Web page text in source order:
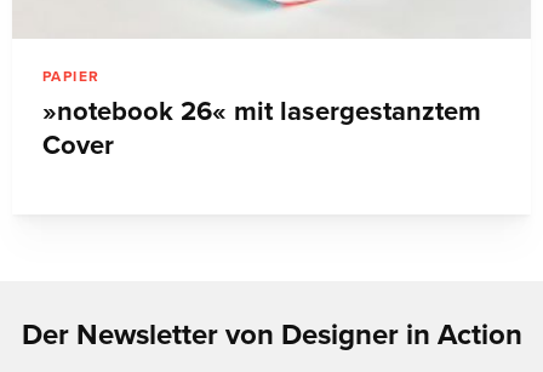
PAPIER
»notebook 26« mit lasergestanztem
Cover
Der Newsletter von Designer in Action